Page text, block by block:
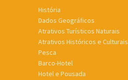
História
Dados Geográficos
Atrativos Turísticos Naturais
Atrativos Históricos e Culturais
Pesca
Barco-Hotel
Hotel e Pousada